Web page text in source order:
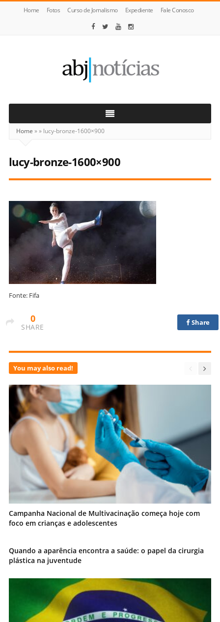
Home Fotos Curso de Jornalismo Expediente Fale Conosco
Notícias
Home »» lucy-bronze-1600×900
lucy-bronze-1600×900
Fonte: Fifa
0
SHARE
Share
You may also read!
Campanha Nacional de Multivacinação começa hoje com
foco em crianças e adolescentes
Quando a aparência encontra a saúde: o papel da cirurgia
plástica na juventude